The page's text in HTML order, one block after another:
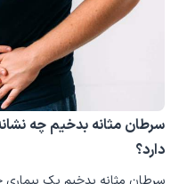
پروستات در مردان
تولید مایع منی و
پروستات می‌توانند باعث
کاهش کیفیت زندگی
بیماری‌ها برای
است. انواع بیماری‌ های
سرطان مثانه بدخیم چه
دارد؟
سرطان مثانه بدخیم یک